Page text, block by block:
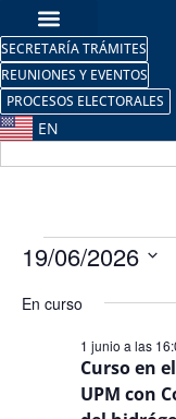
SECRETARÍA TRÁMITES
REUNIONES Y EVENTOS
PROCESOS ELECTORALES
EN
19/06/2026
la
fecha.
En curso
Curso en
UPM con
1 junio a las